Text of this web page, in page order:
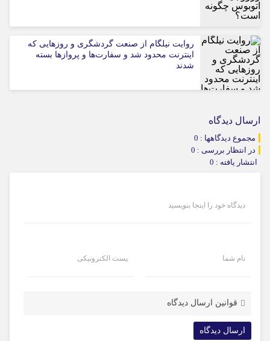
روایت نیلگام از صنعت گردشگری و روزهایی که
اینترنت محدود شد و سفارت‌ها و پروازها بسته
شدند
ارسال دیدگاه
مجموع دیدگاهها : 0
در انتظار بررسی : 0
انتشار یافته : 0
دیدگاه خود را اینجا بنویسید
نام شما پست الکترونیکی
قوانین ارسال دیدگاه